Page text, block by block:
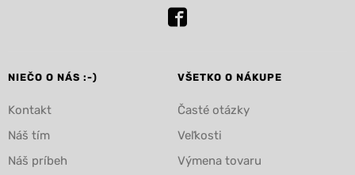
NIEČO O NÁS :-)
Kontakt
Náš tím
Náš príbeh
VŠETKO O NÁKUPE
Časté otázky
Veľkosti
Výmena tovaru